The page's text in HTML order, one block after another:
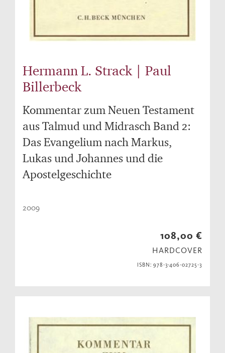
Hermann L. Strack | Paul
Billerbeck
Kommentar zum Neuen Testament
aus Talmud und Midrasch Band 2:
Das Evangelium nach Markus,
Lukas und Johannes und die
Apostelgeschichte
2009
108,00 €
HARDCOVER
ISBN: 978-3-406-02725-3